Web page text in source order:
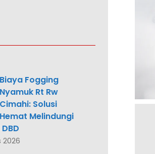
Biaya Fogging
Nyamuk Rt Rw
Cimahi: Solusi
Hemat Melindungi
2026